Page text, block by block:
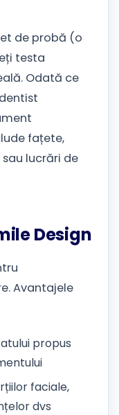
de probă (o
testa
Odată ce
fațete,
lucrări de
Design
Avantajele
propus
faciale,
dvs